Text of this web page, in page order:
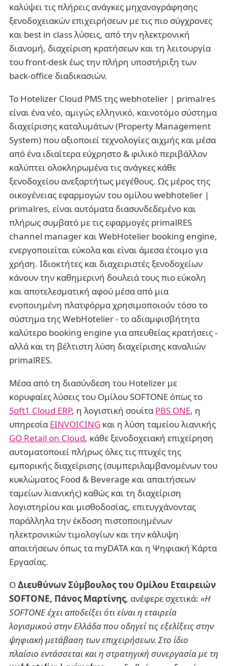
καλύψει τις πλήρεις ανάγκες μηχανογράφησης
ξενοδοχειακών επιχειρήσεων με τις πιο σύγχρονες
και best in class λύσεις, από την ηλεκτρονική
διανομή, διαχείριση κρατήσεων και τη λειτουργία
του front-desk έως την πλήρη υποστήριξη των
back-office διαδικασιών.
Το Hotelizer Cloud PMS της webhotelier | primalres
είναι ένα νέο, αμιγώς ελληνικό, καινοτόμο σύστημα
διαχείρισης καταλυμάτων (Property Management
System) που αξιοποιεί τεχνολογίες αιχμής και μέσα
από ένα ιδιαίτερα εύχρηστο & φιλικό περιβάλλον
καλύπτει ολοκληρωμένα τις ανάγκες κάθε
ξενοδοχείου ανεξαρτήτως μεγέθους. Ως μέρος της
οικογένειας εφαρμογών του ομίλου webhotelier |
primalres, είναι αυτόματα διασυνδεδεμένο και
πλήρως συμβατό με τις εφαρμογές primalRES
channel manager και WebHotelier booking engine,
ενεργοποιείται εύκολα και είναι άμεσα έτοιμο για
χρήση. Ιδιοκτήτες και διαχειριστές ξενοδοχείων
κάνουν την καθημερινή δουλειά τους πιο εύκολη
και αποτελεσματική αφού μέσα από μια
ενοποιημένη πλατφόρμα χρησιμοποιούν τόσο το
σύστημα της WebHotelier - το αδιαμφισβήτητα
καλύτερο booking engine για απευθείας κρατήσεις -
αλλά και τη βέλτιστη λύση διαχείρισης καναλιών
primalRES.
Μέσα από τη διασύνδεση του Hotelizer με
κορυφαίες λύσεις του Ομίλου SOFTONE όπως το
Soft1 Cloud ERP, η λογιστική σουίταPBS ONE, η
υπηρεσίαEINVOICINGκαι η λύση ταμείου λιανικής
GO Retail on Cloud, κάθε ξενοδοχειακή επιχείρηση
αυτοματοποιεί πλήρως όλες τις πτυχές της
εμπορικής διαχείρισης (συμπεριλαμβανομένων του
κυκλώματος Food & Beverage και απαιτήσεων
ταμείων λιανικής) καθώς και τη διαχείριση
λογιστηρίου και μισθοδοσίας, επιτυγχάνοντας
παράλληλα την έκδοση πιστοποιημένων
ηλεκτρονικών τιμολογίων και την κάλυψη
απαιτήσεων όπως τα myDATA και η Ψηφιακή Κάρτα
Εργασίας.
ΟΔιευθύνων Σύμβουλος του Ομίλου Εταιρειών
SOFTONE, Πάνος Μαρτίνης, ανέφερε σχετικά: «Η
SOFTONE έχει αποδείξει ότι είναι η εταιρεία
λογισμικού στην Ελλάδα που οδηγεί τις εξελίξεις στην
ψηφιακή μετάβαση των επιχειρήσεων. Στο ίδιο
πλαίσιο εντάσσεται και η στρατηγική συνεργασία με τη